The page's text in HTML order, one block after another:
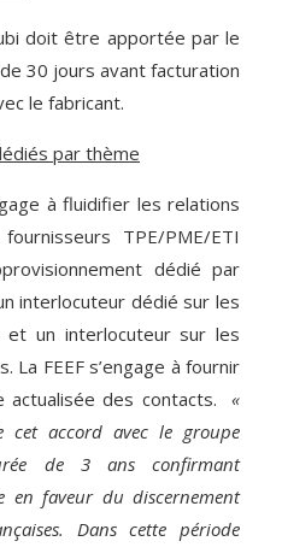
doit être apportée par le
30 jours avant facturation
le fabricant.
par thème
à fluidifier les relations
TPE/PME/ETI
dédié par
interlocuteur dédié sur les
et un interlocuteur sur les
La FEEF s’engage à fournir
des contacts.
«
cet accord avec le groupe
de 3 ans confirmant
en faveur du discernement
Dans cette période